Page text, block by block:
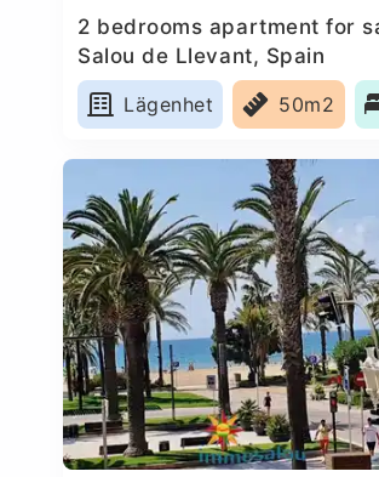
2 bedrooms apartment for
Salou de Llevant, Spain
Lägenhet
50m2